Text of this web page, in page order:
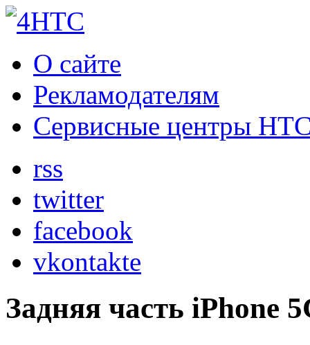
О сайте
Рекламодателям
Сервисные центры
rss
twitter
facebook
vkontakte
Задняя часть iPhone